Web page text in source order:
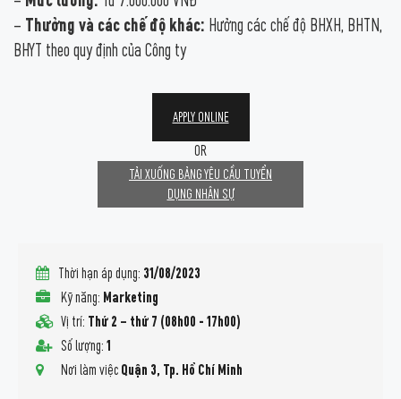
– Thưởng và các chế độ khác: Hưởng các chế độ BHXH, BHTN,
BHYT theo quy định của Công ty
APPLY ONLINE
OR
TẢI XUỐNG BẢNG YÊU CẦU TUYỂN
DỤNG NHÂN SỰ
Số điện thoại*
Email*
Thời hạn áp dụng: 31/08/2023
Kỹ năng: Marketing
Vị trí: Thứ 2 – thứ 7 (08h00 - 17h00)
Số lượng: 1
Nơi làm việc Quận 3, Tp. Hồ Chí Minh